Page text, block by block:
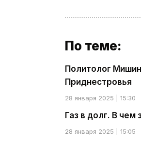
По теме:
Политолог
Приднестровья
28 января 2025 | 15:30
Газ в долг. В
28 января 2025 | 15:05